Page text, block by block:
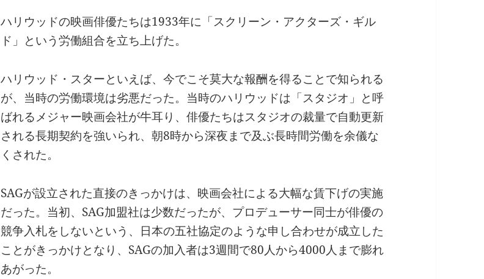
ハリウッドの映画俳優たちは1933年に「スクリーン・アクターズ・ギル
ド」という労働組合を立ち上げた。
ハリウッド・スターといえば、今でこそ莫大な報酬を得ることで知られる
が、当時の労働環境は劣悪だった。当時のハリウッドは「スタジオ」と呼
ばれるメジャー映画会社が牛耳り、俳優たちはスタジオの裁量で自動更新
される長期契約を強いられ、朝8時から深夜まで及ぶ長時間労働を余儀な
くされた。
SAGが設立された直接のきっかけは、映画会社による大幅な賃下げの実施
だった。当初、SAG加盟社は少数だったが、プロデューサー同士が俳優の
競争入札をしないという、日本の五社協定のような申し合わせが成立した
ことがきっかけとなり、SAGの加入者は3週間で80人から4000人まで膨れ
あがった。